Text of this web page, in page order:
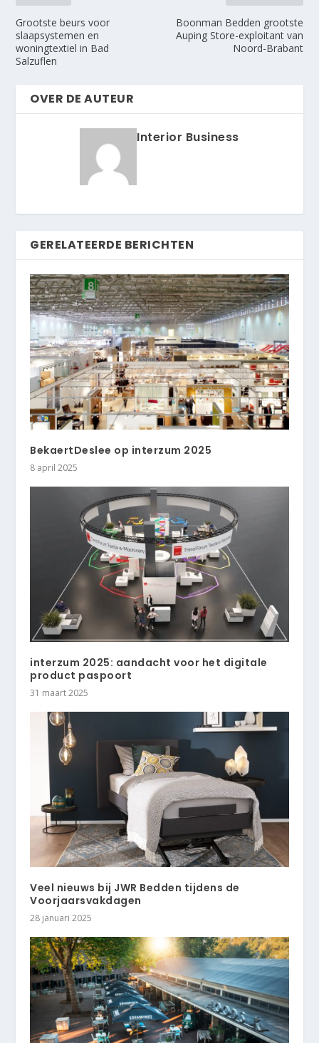
Grootste beurs voor
slaapsystemen en
woningtextiel in Bad
Salzuflen
Boonman Bedden grootste
Auping Store-exploitant van
Noord-Brabant
OVER DE AUTEUR
Interior Business
GERELATEERDE BERICHTEN
BekaertDeslee op interzum 2025
8 april 2025
interzum 2025: aandacht voor het digitale
product paspoort
31 maart 2025
Veel nieuws bij JWR Bedden tijdens de
Voorjaarsvakdagen
28 januari 2025